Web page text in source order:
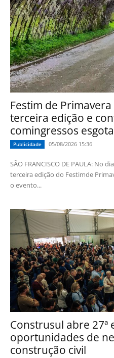
Festim de
terceira edição e
comingressos
Publicidade 05/08/2026 15:36
SÃO FRANCISCO DE PAULA: No
terceira edição do Festimde
o evento...
Construsul abre
oportunidades de
construção civil